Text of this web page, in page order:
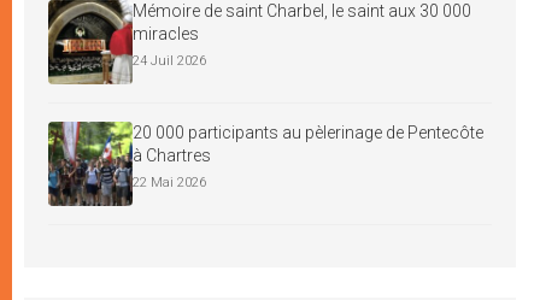
Mémoire de saint Charbel, le saint aux 30 000
miracles
24 Juil 2026
20 000 participants au pèlerinage de Pentecôte
à Chartres
22 Mai 2026